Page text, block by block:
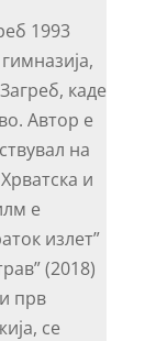
1993
каде
Автор е
на
и
е
излет”
(2018)
прв
се